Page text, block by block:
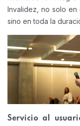
Invalidez, no solo en
sino en toda la
Servicio al